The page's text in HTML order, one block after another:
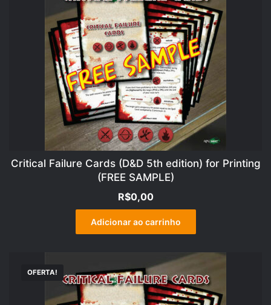
Critical Failure Cards (D&D 5th edition) for Printing
(FREE SAMPLE)
R$0,00
Adicionar ao carrinho
OFERTA!